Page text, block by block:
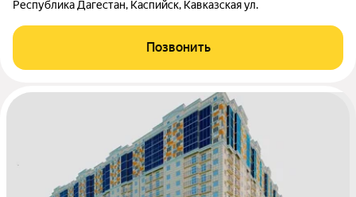
Республика Дагестан, Каспийск, Кавказская ул.
Позвонить